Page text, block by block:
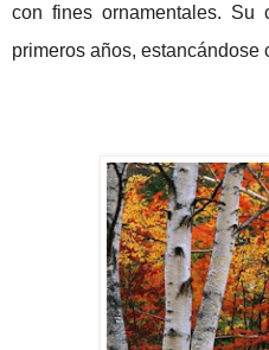
con fines ornamentales. Su
primeros años, estancándose